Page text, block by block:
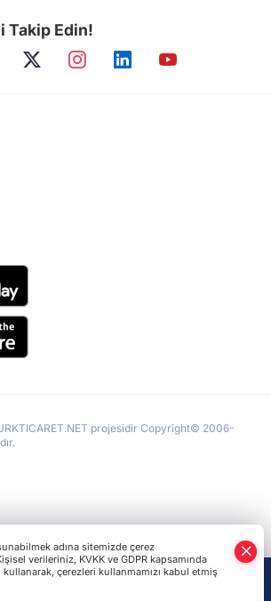
Takip Edin!
projesidir Copyright© 2006-
adına sitemizde çerez
verileriniz, KVKK ve GDPR kapsamında
çerezleri kullanmamızı kabul etmiş